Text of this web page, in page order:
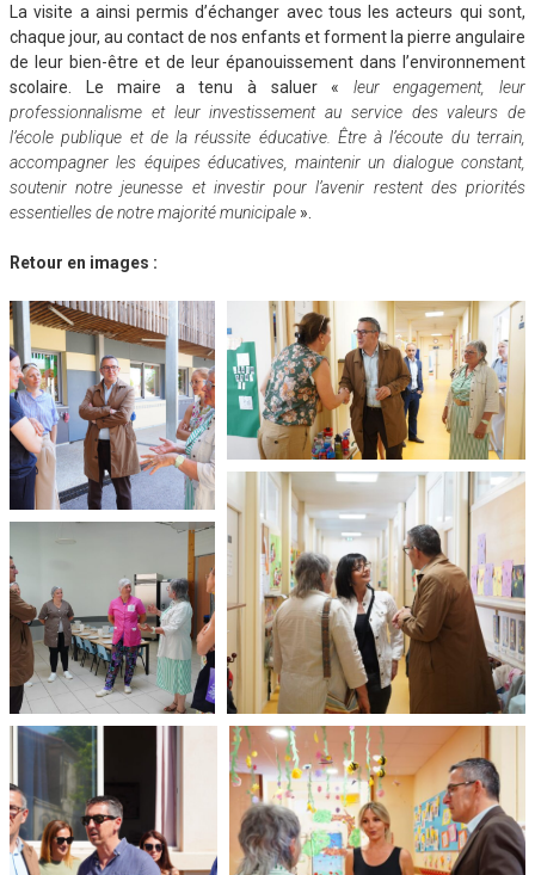
La visite a ainsi permis d’échanger avec tous les acteurs qui sont,
chaque jour, au contact de nos enfants et forment la pierre angulaire
de leur bien-être et de leur épanouissement dans l’environnement
scolaire. Le maire a tenu à saluer « leur engagement, leur
professionnalisme et leur investissement au service des valeurs de
l’école publique et de la réussite éducative. Être à l’écoute du terrain,
accompagner les équipes éducatives, maintenir un dialogue constant,
soutenir notre jeunesse et investir pour l’avenir restent des priorités
essentielles de notre majorité municipale ».
Retour en images :